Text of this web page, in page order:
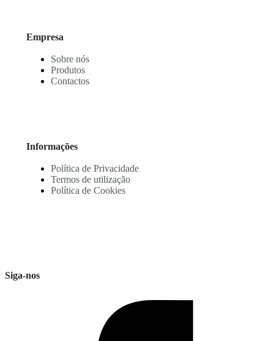
Empresa
Sobre nós
Produtos
Contactos
Informações
Política de Privacidade
Termos de utilização
Política de Cookies
Siga-nos